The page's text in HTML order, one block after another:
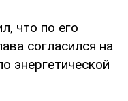
что по его
согласился на
энергетической